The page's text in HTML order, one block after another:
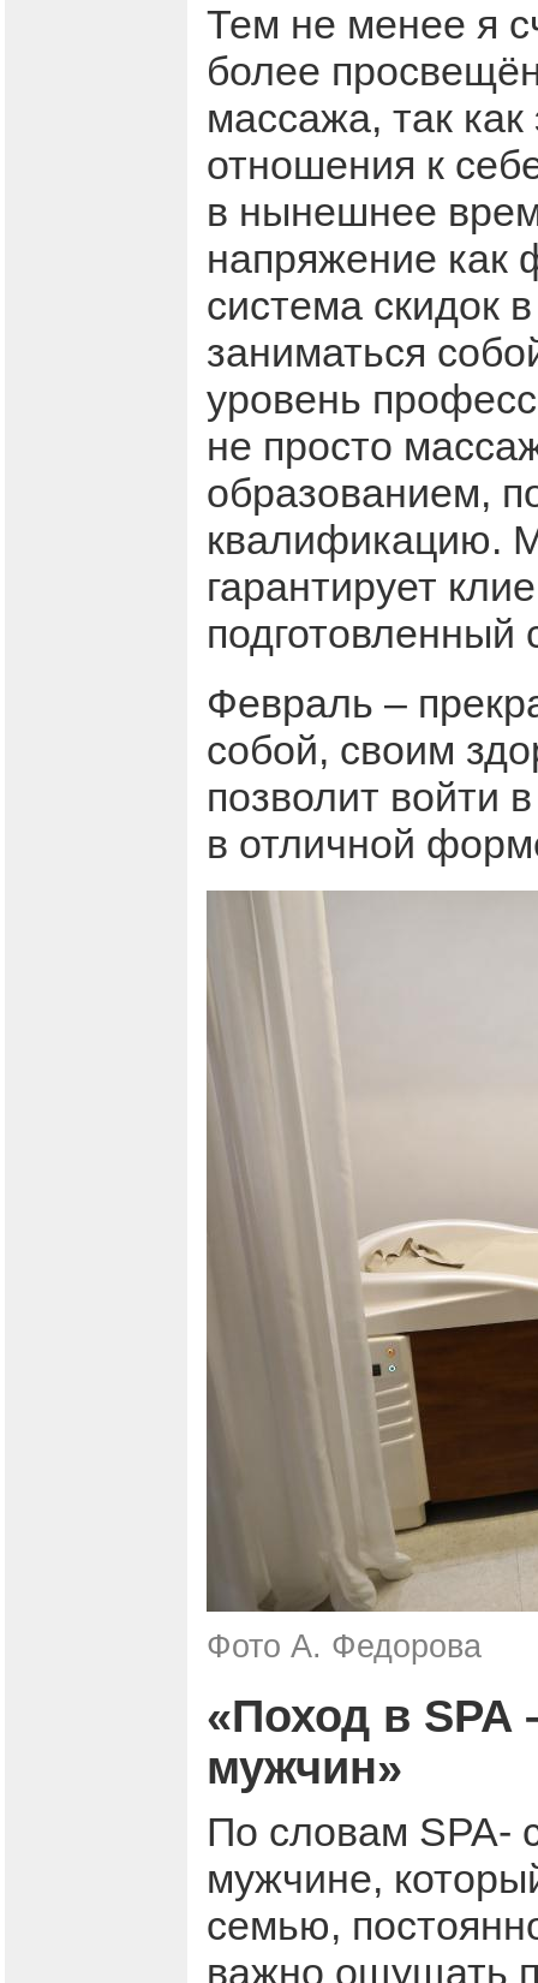
Тем не менее я
более
массажа, так
отношения к
в нынешнее
напряжение как
система скидок
заниматься
уровень
не просто
образованием,
квалификацию.
гарантирует
подготовленный
Февраль –
собой, своим
позволит войти
в отличной
Фото А. Федорова
«Поход в SPA
мужчин»
По словам SPA-
мужчине,
семью,
важно ощущать